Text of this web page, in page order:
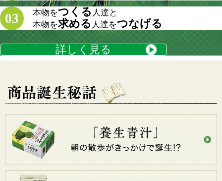
03 本物をつくる 人達と
本物を求める 人達をつなげる
詳しく見る